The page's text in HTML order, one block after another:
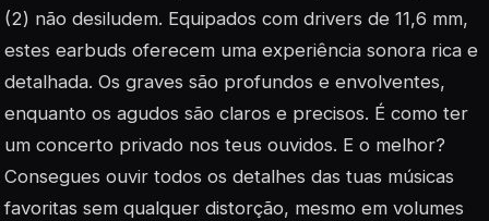
(2) não desiludem. Equipados com drivers de 11,6 mm,
estes earbuds oferecem uma experiência sonora rica e
detalhada. Os graves são profundos e envolventes,
enquanto os agudos são claros e precisos. É como ter
um concerto privado nos teus ouvidos. E o melhor?
Consegues ouvir todos os detalhes das tuas músicas
favoritas sem qualquer distorção, mesmo em volumes